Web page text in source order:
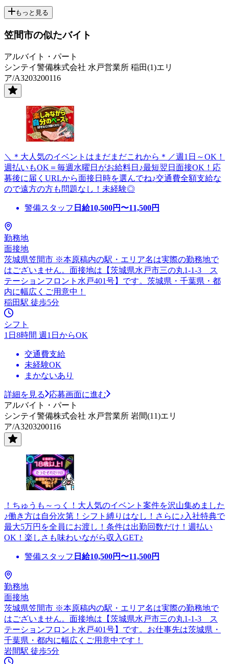
もっと見る
笠間市の似たバイト
アルバイト・パート
シンテイ警備株式会社 水戸営業所 稲田(1)エリ
ア/A3203200116
＼＊大人気のイベントはまだまだこれから＊／週1日～OK！
週払いもOK＝毎週水曜日がお給料日♪最短翌日面接OK！応
募後に届くURLから面接日時を選んでね♪交通費全額支給な
ので遠方の方も問題なし！未経験◎
警備スタッフ 日給10,500円〜11,500円
勤務地
面接地
茨城県笠間市 ※本原稿内の駅・エリア名は実際の勤務地で
はございません。面接地は【茨城県水戸市三の丸1-1-3 ス
テーションフロント水戸401号】です。茨城県・千葉県・都
内に幅広くご用意中！
稲田駅 徒歩5分
シフト
1日8時間 週1日からOK
交通費支給
未経験OK
まかないあり
詳細を見る
応募画面に進む
アルバイト・パート
シンテイ警備株式会社 水戸営業所 岩間(11)エリ
ア/A3203200116
！ちゅうも～っく！大人気のイベント案件を沢山集めました
♪働き方は自分次第！シフト縛りはなし！さらに♪入社特典で
最大5万円を全員にお渡し！条件は出勤回数だけ！週払い
OK！楽しさも味わいながら収入GET♪
警備スタッフ 日給10,500円〜11,500円
勤務地
面接地
茨城県笠間市 ※本原稿内の駅・エリア名は実際の勤務地で
はございません。面接地は【茨城県水戸市三の丸1-1-3 ス
テーションフロント水戸401号】です。お仕事先は茨城県・
千葉県・都内に幅広くご用意中です！
岩間駅 徒歩5分